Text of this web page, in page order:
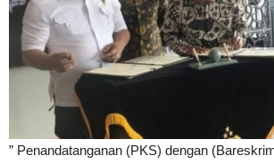
” Penandatanganan (PKS) dengan